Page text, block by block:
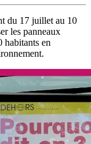
du 17 juillet au 10
les panneaux
habitants en